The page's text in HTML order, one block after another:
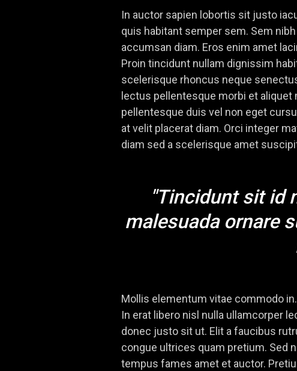
In auctor sapien lobortis sit justo
quis habitant semper sem. Sem
accumsan diam. Eros enim amet
Proin tincidunt nullam dignissim
scelerisque rhoncus neque
lectus pellentesque morbi et
pellentesque duis vel non eget
at velit placerat diam. Orci integer
diam sed a scelerisque amet
"Tincidunt sit id
malesuada ornare
Mollis elementum vitae commodo
In erat libero nisl nulla ullamcorper
donec justo sit ut. Elit a faucibus
congue ultrices quam pretium. Sed
tempus fames amet et auctor.